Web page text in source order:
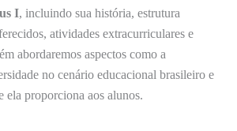
I, incluindo sua história, estrutura
atividades extracurriculares e
abordaremos aspectos como a
no cenário educacional brasileiro e
ela proporciona aos alunos.